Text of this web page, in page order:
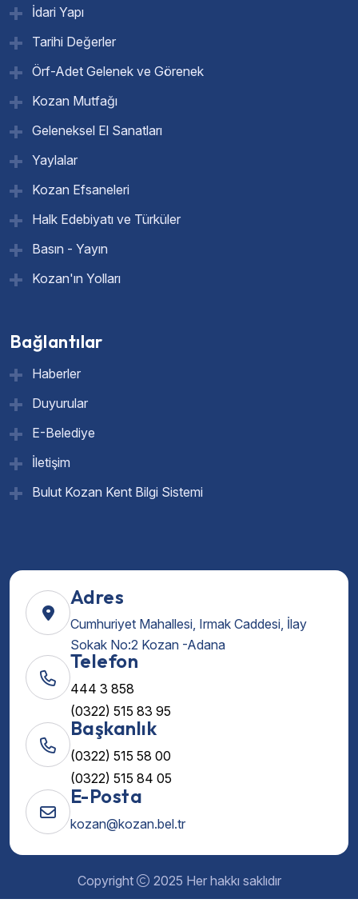
İdari Yapı
Tarihi Değerler
Örf-Adet Gelenek ve Görenek
Kozan Mutfağı
Geleneksel El Sanatları
Yaylalar
Kozan Efsaneleri
Halk Edebiyatı ve Türküler
Basın - Yayın
Kozan'ın Yolları
Bağlantılar
Haberler
Duyurular
E-Belediye
İletişim
Bulut Kozan Kent Bilgi Sistemi
Adres
Cumhuriyet Mahallesi, Irmak Caddesi, İlay
Sokak No:2 Kozan -Adana
Telefon
444 3 858
(0322) 515 83 95
Başkanlık
(0322) 515 58 00
(0322) 515 84 05
E-Posta
kozan@kozan.bel.tr
Copyright 2025 Her hakkı saklıdır